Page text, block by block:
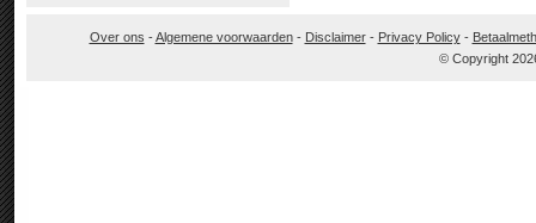
Over ons -Algemene voorwaarden- Disclaimer- Privacy Policy-
© Copyright